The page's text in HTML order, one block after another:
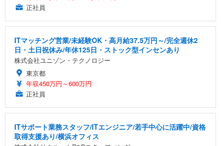
正社員
ITマッチング営業/未経験OK・高月給37.5万円～/完全週休2
日・土日祝休み/年休125日・ストック型インセンあり
株式会社ユニゾン・テクノロジー
東京都
年収450万円～600万円
正社員
ITサポート業務スタッフ/ITエンジニア/若手中心に活躍中/資格
取得支援あり/横浜オフィス